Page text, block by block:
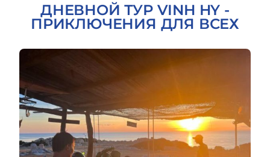
ДНЕВНОЙ ТУР VINH HY -
ПРИКЛЮЧЕНИЯ ДЛЯ ВСЕХ